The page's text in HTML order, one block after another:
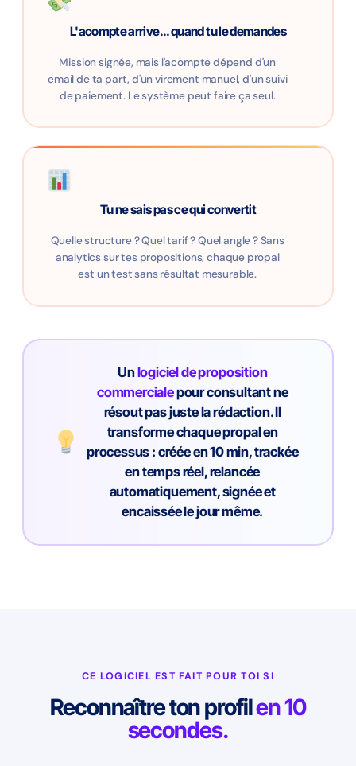
L'acompte arrive... quand tu le demandes
Mission signée, mais l'acompte dépend d'un
email de ta part, d'un virement manuel, d'un suivi
de paiement. Le système peut faire ça seul.
Tu ne sais pas ce qui convertit
Quelle structure ? Quel tarif ? Quel angle ? Sans
analytics sur tes propositions, chaque propal
est un test sans résultat mesurable.
Unlogiciel de proposition
commercialepour consultant ne
résout pas juste la rédaction. Il
transforme chaque propal en
processus : créée en 10 min, trackée
en temps réel, relancée
automatiquement, signée et
encaissée le jour même.
CE LOGICIEL EST FAIT POUR TOI SI
Reconnaître ton profilen 10
secondes.